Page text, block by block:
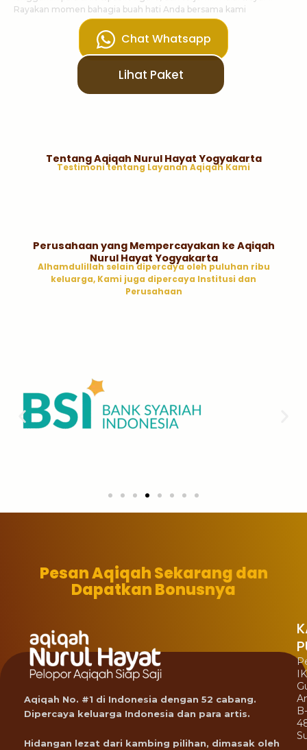
Rayakan momen bahagia buah hati Anda bersama kami
Chat Whatsapp
Lihat Paket
Tentang Aqiqah Nurul Hayat Yogyakarta
Testimoni tentang Layanan Aqiqah Kami
Perusahaan yang Mempercayakan ke Aqiqah
Nurul Hayat Yogyakarta
Alhamdulillah selain dipercaya oleh puluhan ribu
keluarga, Kami juga dipercaya Institusi dan
Perusahaan
Pesan Aqiqah Sekarang dan
Dapatkan Bonusnya
Aqiqah No. #1 di Indonesia dengan 52 cabang.
Dipercaya keluarga Indonesia dan para artis.
Hidangan lezat dari kambing pilihan, dimasak oleh
B-